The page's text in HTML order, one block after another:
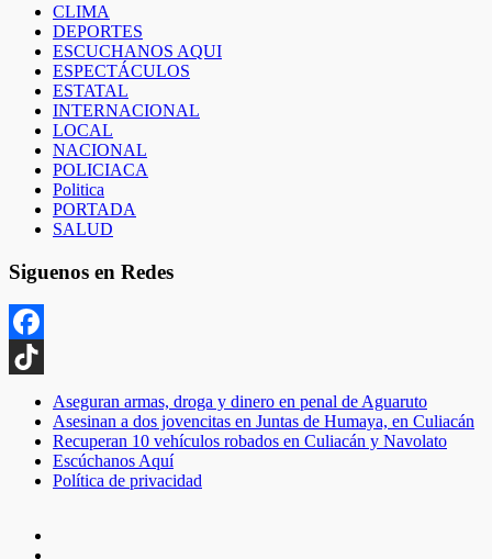
CLIMA
DEPORTES
ESCUCHANOS AQUI
ESPECTÁCULOS
ESTATAL
INTERNACIONAL
LOCAL
NACIONAL
POLICIACA
Politica
PORTADA
SALUD
Siguenos en Redes
Facebook
TikTok
Aseguran armas, droga y dinero en penal de Aguaruto
Asesinan a dos jovencitas en Juntas de Humaya, en Culiacán
Recuperan 10 vehículos robados en Culiacán y Navolato
Escúchanos Aquí
Política de privacidad